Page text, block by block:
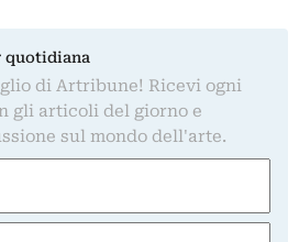
quotidiana
di Artribune! Ricevi ogni
gli articoli del giorno e
sul mondo dell'arte.